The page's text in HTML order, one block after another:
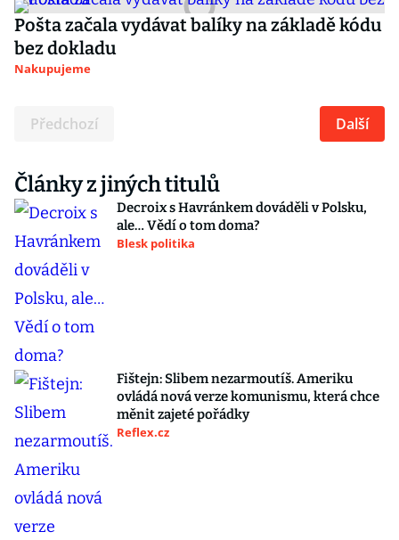
Pošta začala vydávat balíky na základě kódu
bez dokladu
Nakupujeme
Předchozí Další
Články z jiných titulů
Decroix s Havránkem dováděli v Polsku,
ale… Vědí o tom doma?
Blesk politika
Fištejn: Slibem nezarmoutíš. Ameriku
ovládá nová verze komunismu, která chce
měnit zajeté pořádky
Reflex.cz